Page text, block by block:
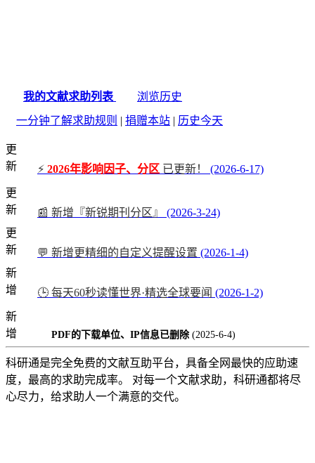
我的文献求助列表
浏览历史
一分钟了解求助规则 | 捐赠本站 | 历史今天
更
新
⚡ 2026年影响因子、分区 已更新！
(2026-6-17)
更
新
📰 新增『新锐期刊分区』
(2026-3-24)
更
新
💬 新增更精细的自定义提醒设置 (2026-1-4)
新
增
🕒 每天60秒读懂世界·精选全球要闻 (2026-1-2)
新
增
PDF的下载单位、IP信息已删除 (2025-6-4)
科研通是完全免费的文献互助平台，具备全网最快的应助速
度，最高的求助完成率。 对每一个文献求助，科研通都将尽
心尽力，给求助人一个满意的交代。